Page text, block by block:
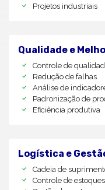
Projetos industriais
Qualidade e
Controle de
Redução de falhas
Análise de
Padronização de
Eficiência produtiva
Logística e
Cadeia de
Controle de estoques